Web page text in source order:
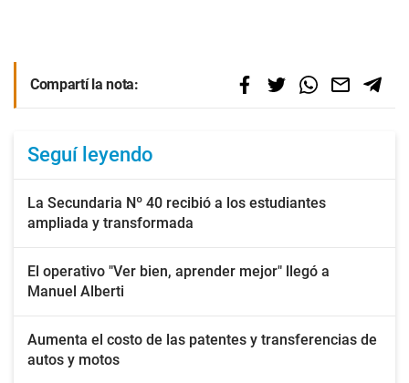
Compartí la nota:
Seguí leyendo
La Secundaria Nº 40 recibió a los estudiantes
ampliada y transformada
El operativo "Ver bien, aprender mejor" llegó a
Manuel Alberti
Aumenta el costo de las patentes y transferencias de
autos y motos